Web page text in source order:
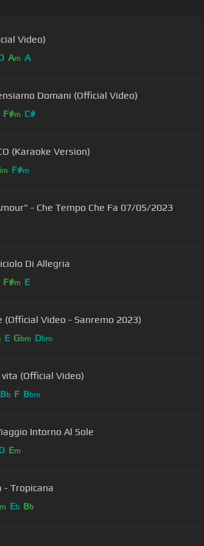
Video)
Am A
Domani (Official Video)
F#m C#
(Karaoke Version)
m F#m
- Che Tempo Che Fa 07/05/2023
Di Allegria
F#m E
(Official Video - Sanremo 2023)
E Gbm Dbm
(Official Video)
Bb F Bbm
Intorno Al Sole
Em
- Tropicana
Eb Bb